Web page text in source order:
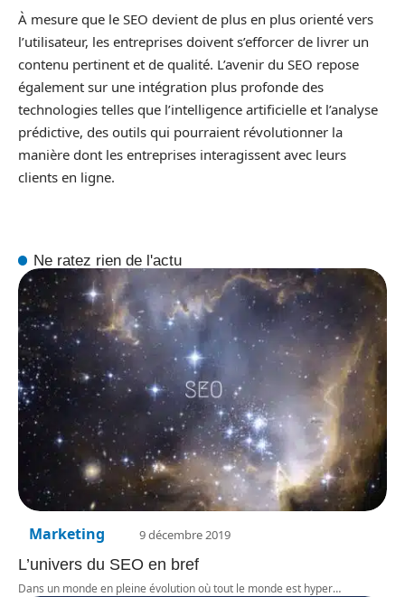
À mesure que le SEO devient de plus en plus orienté vers
l’utilisateur, les entreprises doivent s’efforcer de livrer un
contenu pertinent et de qualité. L’avenir du SEO repose
également sur une intégration plus profonde des
technologies telles que l’intelligence artificielle et l’analyse
prédictive, des outils qui pourraient révolutionner la
manière dont les entreprises interagissent avec leurs
clients en ligne.
Ne ratez rien de l'actu
Marketing 9 décembre 2019
L’univers du SEO en bref
Dans un monde en pleine évolution où tout le monde est hyper…